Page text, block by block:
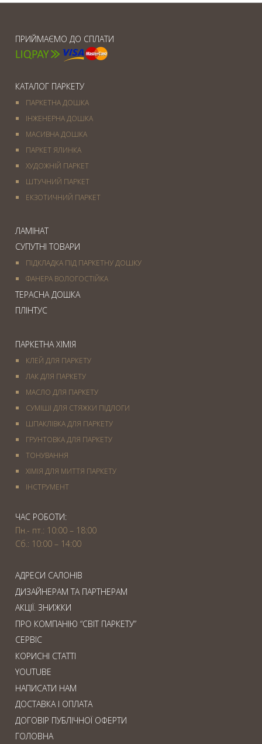
ПРИЙМАЄМО ДО СПЛАТИ
КАТАЛОГ ПАРКЕТУ
ПАРКЕТНА ДОШКА
ІНЖЕНЕРНА ДОШКА
МАСИВНА ДОШКА
ПАРКЕТ ЯЛИНКА
ХУДОЖНІЙ ПАРКЕТ
ШТУЧНИЙ ПАРКЕТ
ЕКЗОТИЧНИЙ ПАРКЕТ
ЛАМІНАТ
СУПУТНІ ТОВАРИ
ПІДКЛАДКА ПІД ПАРКЕТНУ ДОШКУ
ФАНЕРА ВОЛОГОСТІЙКА
ТЕРАСНА ДОШКА
ПЛІНТУС
ПАРКЕТНА ХІМІЯ
КЛЕЙ ДЛЯ ПАРКЕТУ
ЛАК ДЛЯ ПАРКЕТУ
МАСЛО ДЛЯ ПАРКЕТУ
СУМІШІ ДЛЯ СТЯЖКИ ПІДЛОГИ
ШПАКЛІВКА ДЛЯ ПАРКЕТУ
ГРУНТОВКА ДЛЯ ПАРКЕТУ
ТОНУВАННЯ
ХІМІЯ ДЛЯ МИТТЯ ПАРКЕТУ
IНСТРУМЕНТ
ЧАС РОБОТИ:
Пн.- пт.: 10:00 – 18:00
Сб.: 10:00 – 14:00
АДРЕСИ САЛОНІВ
ДИЗАЙНЕРАМ ТА ПАРТНЕРАМ
АКЦІЇ. ЗНИЖКИ
ПРО КОМПАНІЮ “СВІТ ПАРКЕТУ”
СЕРВІС
КОРИСНІ СТАТТІ
YOUTUBE
НАПИСАТИ НАМ
ДОСТАВКА І ОПЛАТА
ДОГОВІР ПУБЛІЧНОЇ ОФЕРТИ
ГОЛОВНА